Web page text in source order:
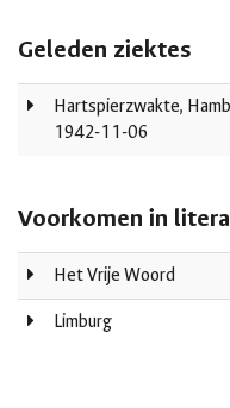
Geleden ziektes
Hartspierzwakte,
1942-11-06
Voorkomen in
Het Vrije Woord
Limburg